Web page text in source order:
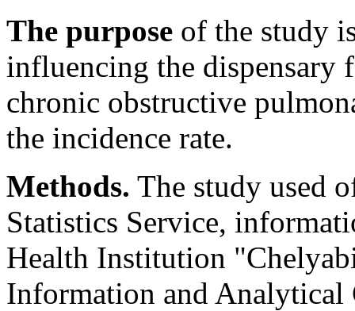
The purpose of the study
influencing the
chronic obstructive
the incidence rate.
Methods. The study used
Statistics Service,
Health Institution
Information and Analytical